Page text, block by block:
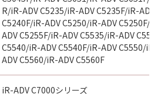
RELATING TO THE
HEREOF. NO AMENDMENT
SHALL BE EFFECTIVE
BY A DULY AUTHORISED
OF CANON.
any questions concerning
if you desire to contact
R/iR-ADV C5235/iR-ADV C5235F/iR-ADV
C5240F/iR-ADV C5250/iR-ADV C5250F/
ADV C5255F/iR-ADV C5535/iR-ADV
C5540/iR-ADV C5540F/iR-ADV C5550/iR-
ADV C5560/iR-ADV C5560F
iR-ADV C7000シリーズ